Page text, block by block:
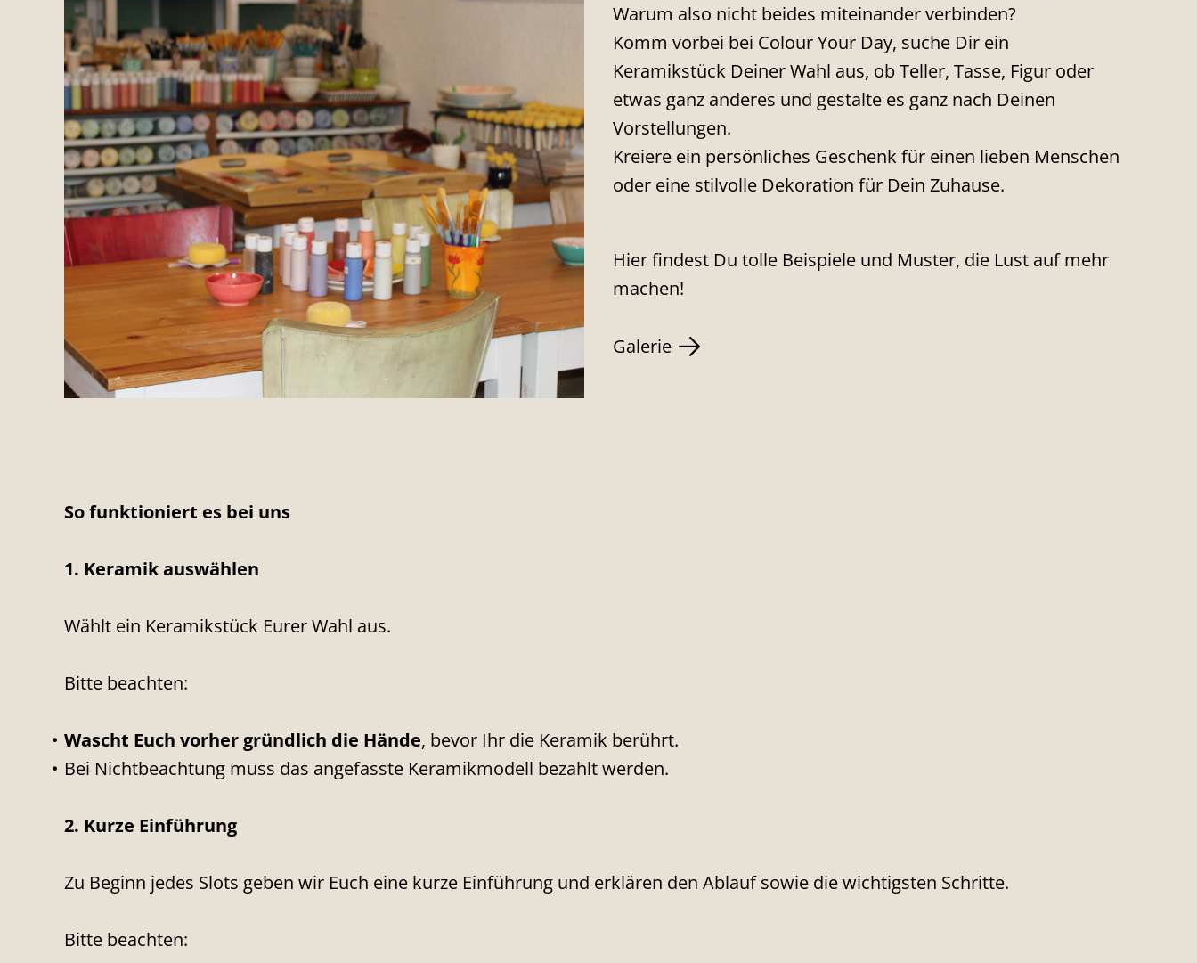
Warum also nicht beides miteinander verbinden?
Komm vorbei bei Colour Your Day, suche Dir ein
Keramikstück Deiner Wahl aus, ob Teller, Tasse, Figur oder
etwas ganz anderes und gestalte es ganz nach Deinen
Vorstellungen.
Kreiere ein persönliches Geschenk für einen lieben Menschen
oder eine stilvolle Dekoration für Dein Zuhause.
Hier findest Du tolle Beispiele und Muster, die Lust auf mehr
machen!
Galerie
So funktioniert es bei uns
1. Keramik auswählen
Wählt ein Keramikstück Eurer Wahl aus.
Bitte beachten:
Wascht Euch vorher gründlich die Hände, bevor Ihr die Keramik berührt.
Bei Nichtbeachtung muss das angefasste Keramikmodell bezahlt werden.
2. Kurze Einführung
Zu Beginn jedes Slots geben wir Euch eine kurze Einführung und erklären den Ablauf sowie die wichtigsten Schritte.
Bitte beachten: